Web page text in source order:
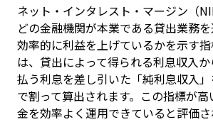
ネット・インタレスト・マージン（
どの金融機関が本業である貸出業務
効率的に利益を上げているかを示す
は、貸出によって得られる利息収入
払う利息を差し引いた「純利息収入
で割って算出されます。この指標が
金を効率よく運用できていると評価さ